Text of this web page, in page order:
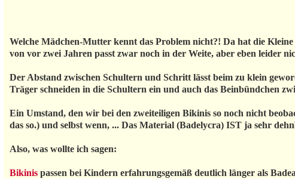
Welche Mädchen-Mutter kennt das Problem nicht?! Da hat die
von vor zwei Jahren passt zwar noch in der Weite, aber eben leider
Der Abstand zwischen Schultern und Schritt lässt beim zu klein
Träger schneiden in die Schultern ein und auch das Beinbündchen
Ein Umstand, den wir bei den zweiteiligen Bikinis so noch nicht
das so.) und selbst wenn, ... Das Material (Badelycra) IST ja sehr
Also, was wollte ich sagen:
Bikinis passen bei Kindern erfahrungsgemäß deutlich länger als